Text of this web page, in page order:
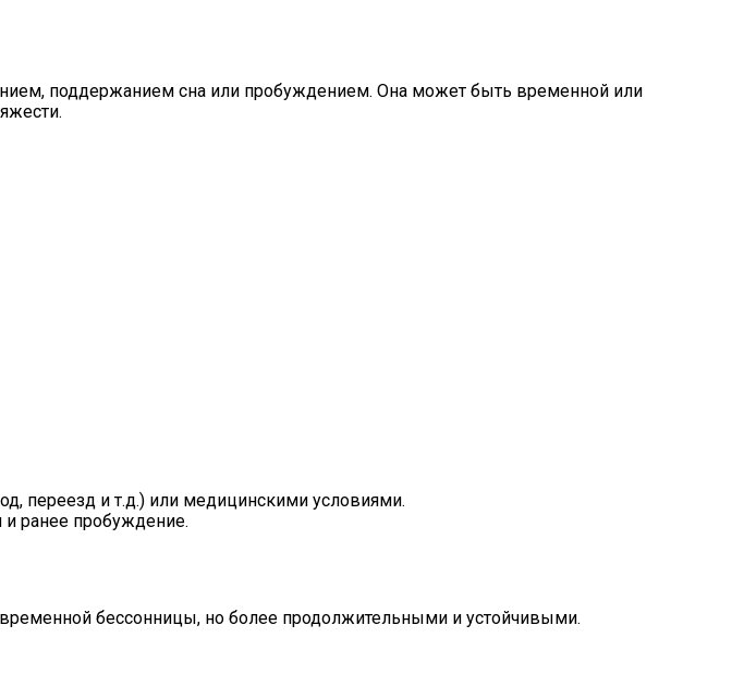
поддержанием сна или пробуждением. Она может быть временной или
переезд и т.д.) или медицинскими условиями.
ранее пробуждение.
бессонницы, но более продолжительными и устойчивыми.